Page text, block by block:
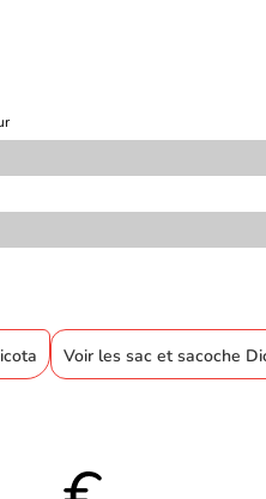
Voir les sac et sacoche